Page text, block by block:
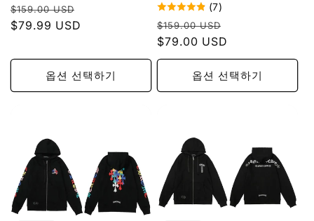
정
가
$159.00 USD
$79.99 USD
옵션 선택하기
(7)
정
가
$159.00 USD
가
$79.00 USD
옵션 선택하기